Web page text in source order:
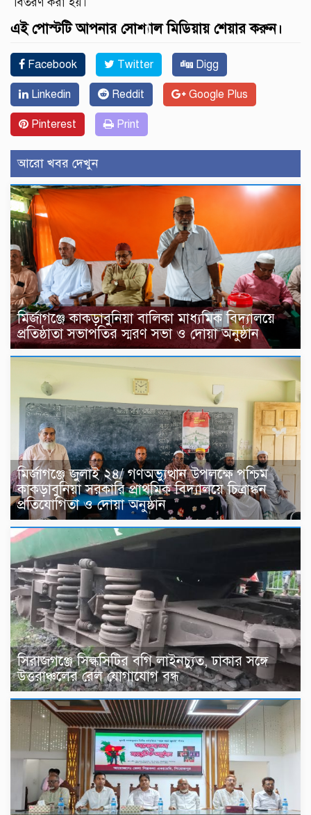
এই পোস্টটি আপনার সোশ্যাল মিডিয়ায় শেয়ার করুন।
Facebook Twitter Digg
Linkedin Reddit Google Plus
Pinterest Print
আরো খবর দেখুন
মির্জাগঞ্জে কাকড়াবুনিয়া বালিকা মাধ্যমিক বিদ্যালয়ে
প্রতিষ্ঠাতা সভাপতির স্মরণ সভা ও দোয়া অনুষ্ঠান
মির্জাগঞ্জে জুলাই ২৪/ গণঅভ্যুত্থান উপলক্ষে পশ্চিম
কাকড়াবুনিয়া সরকারি প্রাথমিক বিদ্যালয়ে চিত্রাঙ্কন
প্রতিযোগিতা ও দোয়া অনুষ্ঠান
সিরাজগঞ্জে সিল্কসিটির বগি লাইনচ্যুত, ঢাকার সঙ্গে
উত্তরাঞ্চলের রেল যোগাযোগ বন্ধ